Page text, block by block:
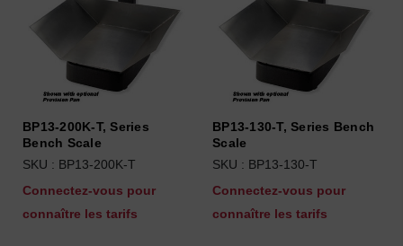
BP13-200K-T, Series
Bench Scale
SKU : BP13-200K-T
Connectez-vous pour
connaître les tarifs
BP13-130-T, Series Bench
Scale
SKU : BP13-130-T
Connectez-vous pour
connaître les tarifs